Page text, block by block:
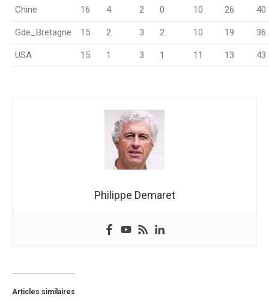
Chine 16 4 2 0 10 26 40
Gde_Bretagne 15 2 3 2 10 19 36
USA 15 1 3 1 11 13 43
Philippe Demaret
Articles similaires